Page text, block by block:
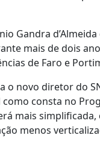
Gandra
mais de dois
de Faro e
o novo diretor do
como consta no
mais
menos